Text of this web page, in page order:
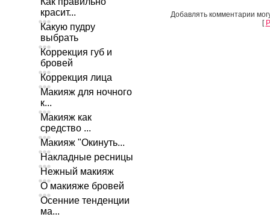
красит...
Какую пудру
выбрать
Коррекция губ и
бровей
Коррекция лица
Макияж для ночного
к...
Макияж как
средство ...
Макияж "Окинуть...
Накладные ресницы
Нежный макияж
О макияже бровей
Осенние тенденции
ма...
Добавлять комментарии
[